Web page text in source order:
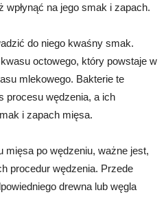
na jego smak i zapach.
do niego kwaśny smak.
octowego, który powstaje w
mlekowego. Bakterie te
procesu wędzenia, a ich
i zapach mięsa.
po wędzeniu, ważne jest,
procedur wędzenia. Przede
drewna lub węgla